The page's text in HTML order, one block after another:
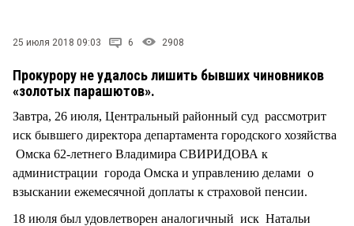
25 июля 2018 09:03 6 2908
Прокурору не удалось лишить бывших чиновников
«золотых парашютов».
Завтра, 26 июля, Центральный районный суд рассмотрит
иск бывшего директора департамента городского хозяйства
Омска 62-летнего Владимира СВИРИДОВА к
администрации города Омска и управлению делами о
взыскании ежемесячной доплаты к страховой пенсии.
18 июля был удовлетворен аналогичный иск Натальи